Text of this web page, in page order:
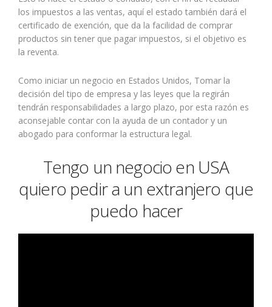
los impuestos a las ventas, aquí el estado también dará el
certificado de exención, que da la facilidad de comprar
productos sin tener que pagar impuestos, si el objetivo es
la reventa.
Como iniciar un negocio en Estados Unidos, Tomar la
decisión del tipo de empresa y las leyes que la regirán
tendrán responsabilidades a largo plazo, por esta razón es
aconsejable contar con la ayuda de un contador y un
abogado para conformar la estructura legal.
Tengo un negocio en USA
quiero pedir a un extranjero que
puedo hacer